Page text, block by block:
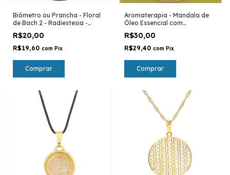
Biômetro ou Prancha - Floral
de Bach 2 - Radiestesia -
R$20,00
R$19,60 com Pix
Comprar
Aromaterapia - Mandala de
Óleo Essencial com
prancha para avaliação -
gráfico cobre
R$30,00
R$29,40 com Pix
Comprar